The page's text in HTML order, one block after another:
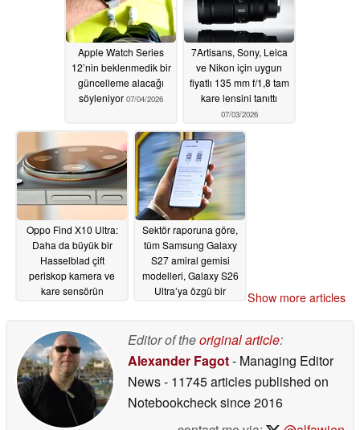
Apple Watch Series
12’nin beklenmedik bir
güncelleme alacağı
söyleniyor 07/04/2026
7Artisans, Sony, Leica
ve Nikon için uygun
fiyatlı 135 mm f/1,8 tam
kare lensini tanıttı
07/03/2026
Oppo Find X10 Ultra:
Daha da büyük bir
Hasselblad çift
periskop kamera ve
kare sensörün
Sektör raporuna göre,
tüm Samsung Galaxy
S27 amiral gemisi
modelleri, Galaxy S26
Ultra’ya özgü bir
Show more articles
Editor of theoriginal article:
Alexander Fagot- Managing Editor
News- 11745 articles published on
Notebookchecksince 2016